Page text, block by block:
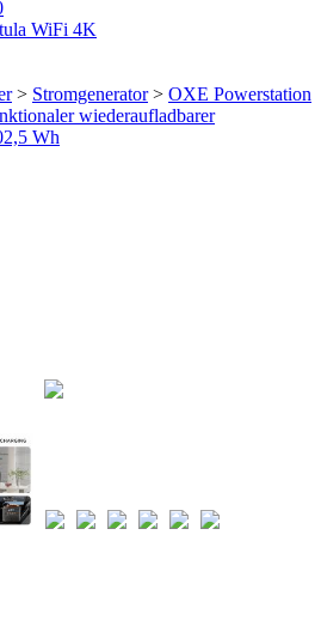
> Stromgenerator> OXE Powerstation
wiederaufladbarer
Wh